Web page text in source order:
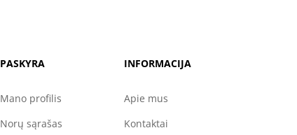
PASKYRA
Mano profilis
Norų sąrašas
INFORMACIJA
Apie mus
Kontaktai